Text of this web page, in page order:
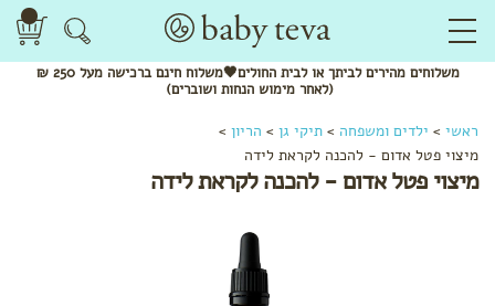
משלוחיםמהיריםלביתך או לבית החולים🖤משלוחחינם
ברכישה מעל 250 ₪
(לאחר מימוש הנחות ושוברים)
ראשי > ילדים ומשפחה > תיקי גן > הריון >
מיצוי פטל אדום - להכנה לקראת לידה
מיצוי פטל אדום - להכנה לקראת לידה